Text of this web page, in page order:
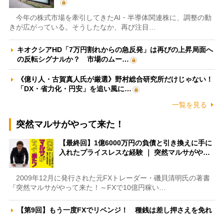
今年の株式市場を牽引してきたAI・半導体関連株に、調整の動
きが広がっている。そうしたなか、再び注目…
キオクシアHD「7万円割れからの急反発」は再びの上昇局面へ
の反転シグナルか？ 市場のムー…
《億り人・古賀真人氏が厳選》野村総合研究所だけじゃない！
「DX・省力化・円安」を追い風に…
一覧を見る
突然マルサがやって来た！
【最終回】1億6000万円の負債と引き換えに手に
入れたプライスレスな経験 ｜ 突然マルサがや…
2009年12月に発行された元FXトレーダー・磯貝清明氏の著書
『突然マルサがやって来た！～FXで10億円稼い…
【第9回】もう一度FXでリベンジ！ 種銭は差し押さえを免れ